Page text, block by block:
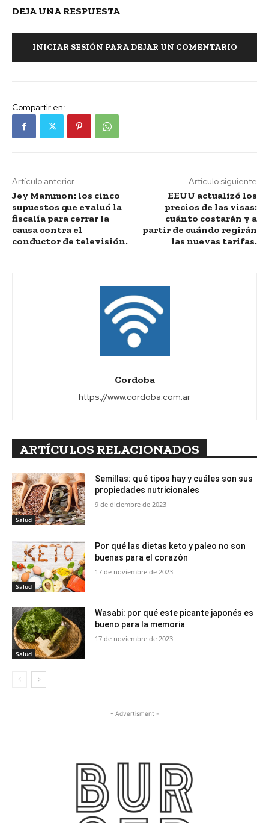
DEJA UNA RESPUESTA
INICIAR SESIÓN PARA DEJAR UN COMENTARIO
Compartir en:
Artículo anterior
Jey Mammon: los cinco
supuestos que evaluó la
fiscalía para cerrar la
causa contra el
conductor de televisión.
Artículo siguiente
EEUU actualizó los
precios de las visas:
cuánto costarán y a
partir de cuándo regirán
las nuevas tarifas.
Cordoba
https://www.cordoba.com.ar
ARTÍCULOS RELACIONADOS
Salud
Semillas: qué tipos hay y cuáles son sus
propiedades nutricionales
9 de diciembre de 2023
Salud
Por qué las dietas keto y paleo no son
buenas para el corazón
17 de noviembre de 2023
Salud
Wasabi: por qué este picante japonés es
bueno para la memoria
17 de noviembre de 2023
- Advertisment -